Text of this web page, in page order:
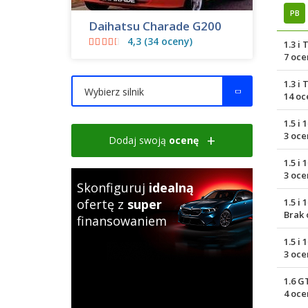
PB
1.3 i
7
1.3 i
14
1.5 i
3
1.5 i
3
1.5 i
Brak
1.5 i
3
1.6
4
Daihatsu Charade G200
4,3 (34 oceny)
Wybierz silnik
Dodaj swoją ocenę
Skonfiguruj idealną
ofertę z super
finansowaniem